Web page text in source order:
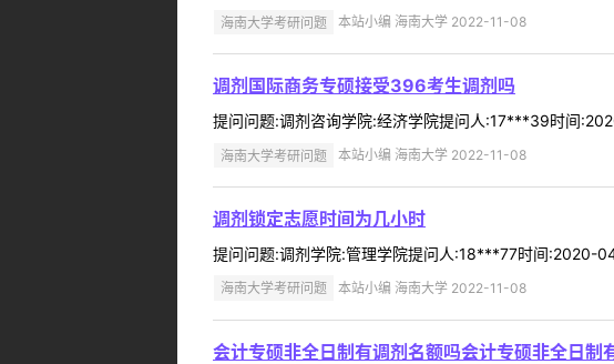
海南大学考研问题 本站小编 海南大学 2022-11-08
调剂国际商务专硕接受396考生调剂吗
提问问题:调剂咨询学院:经济学院提问人:17***39时间
海南大学考研问题 本站小编 海南大学 2022-11-08
调剂锁定志愿时间为几小时
提问问题:调剂学院:管理学院提问人:18***77时间:2020-
海南大学考研问题 本站小编 海南大学 2022-11-08
会计专硕非全日制有调剂名额吗会计专硕非全日制